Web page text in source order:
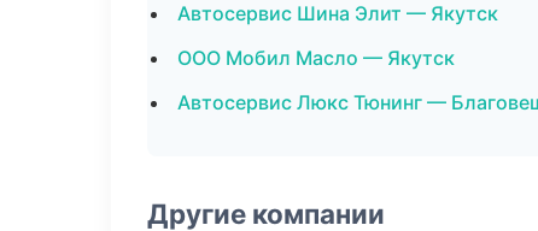
Автосервис Шина Элит — Якутск
ООО Мобил Масло — Якутск
Автосервис Люкс Тюнинг —
Другие компании